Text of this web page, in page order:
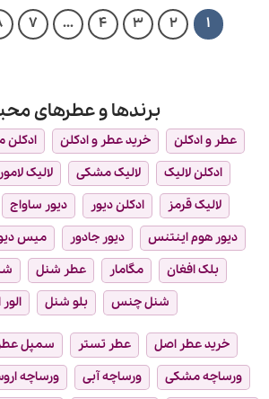
بود.
1
2
3
4
…
7
برندها و عطرهای
عطر و ادکلن خرید عطر و ادکلن ادکلن
ادکلن لالیک
لالیک مشکی لالیک لامور
لالیک قرمز
ادکلن دیور دیور ساواج
دیور هوم اینتنس
دیور جادور میس
بلک افغان
مگامار عطر شنل
شنل چنس
بلو شنل
خرید عطر اصل عطر تستر سمپل
ورساچه مشکی
ورساچه آبی ورساچه